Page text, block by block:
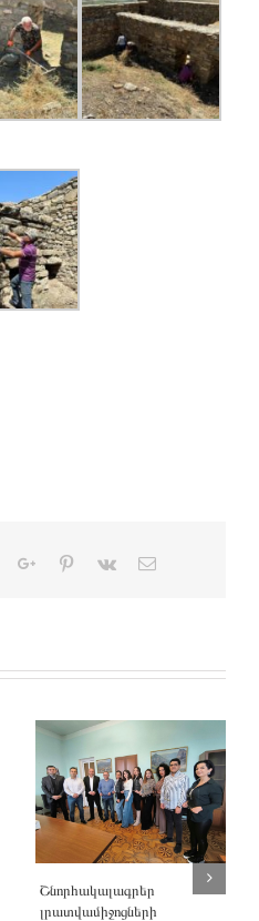
TumblrGoogle+Pinterest
Vk Email
Շնորհակալագրեր
լրատվամիջոցների